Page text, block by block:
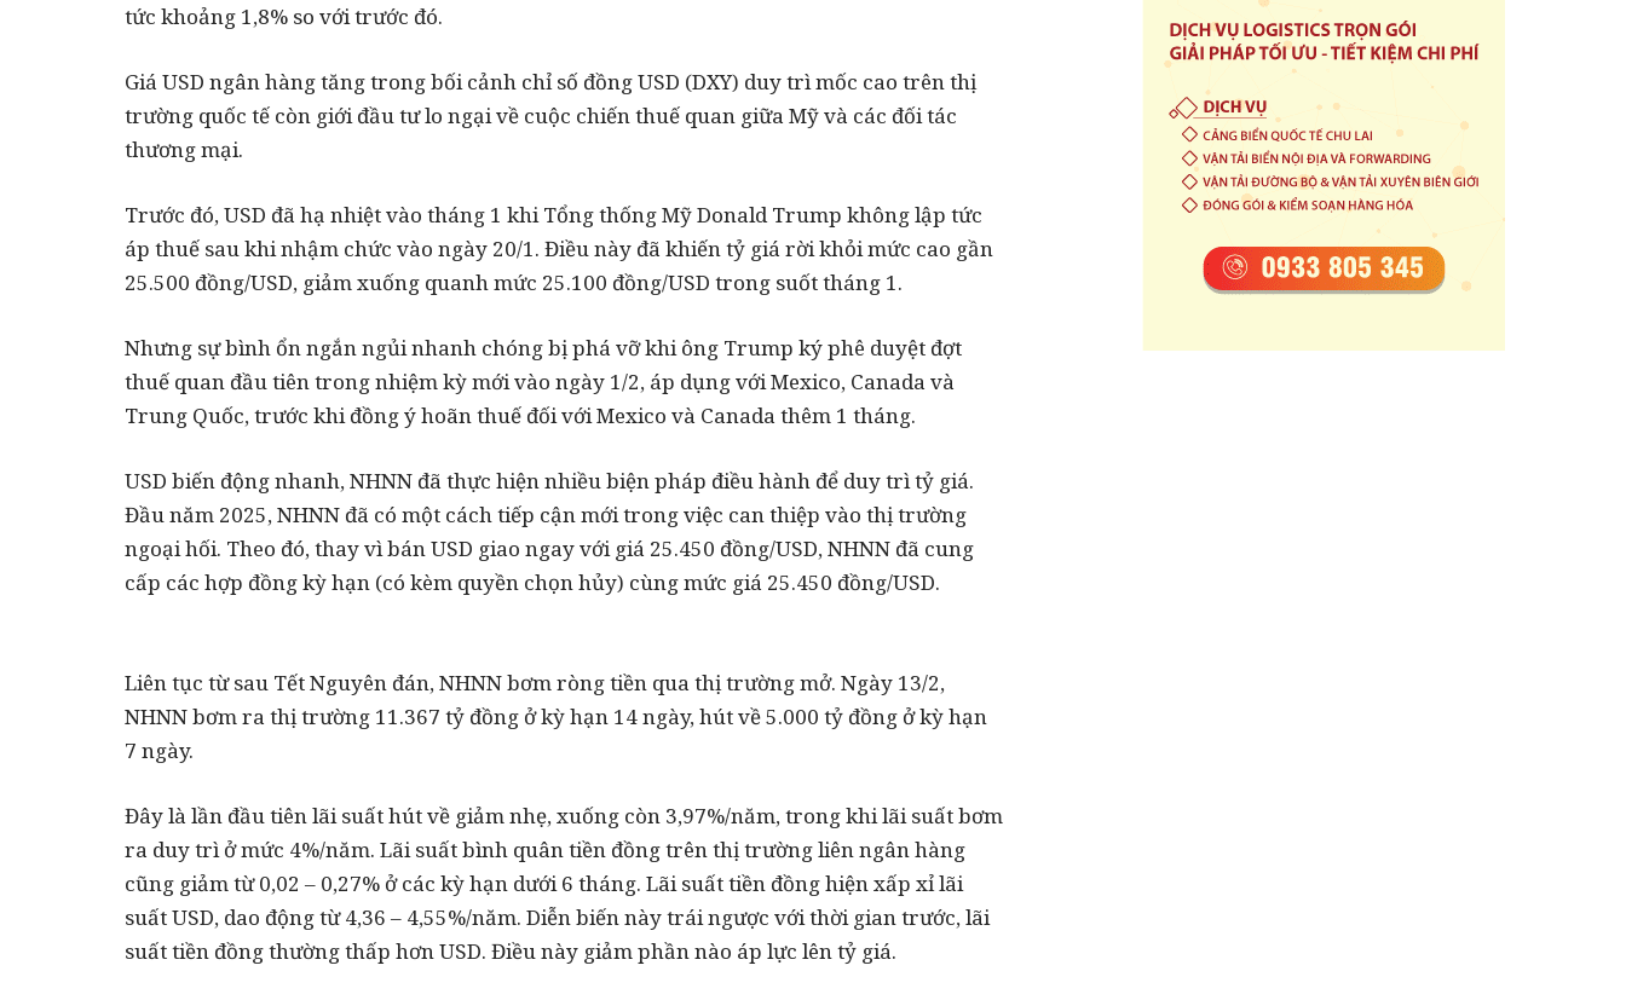
tức khoảng 1,8% so với trước đó.
Giá USD ngân hàng tăng trong bối cảnh chỉ số đồng USD (DXY) duy trì mốc cao trên thị
trường quốc tế còn giới đầu tư lo ngại về cuộc chiến thuế quan giữa Mỹ và các đối tác
thương mại.
Trước đó, USD đã hạ nhiệt vào tháng 1 khi Tổng thống Mỹ Donald Trump không lập tức
áp thuế sau khi nhậm chức vào ngày 20/1. Điều này đã khiến tỷ giá rời khỏi mức cao gần
25.500 đồng/USD, giảm xuống quanh mức 25.100 đồng/USD trong suốt tháng 1.
Nhưng sự bình ổn ngắn ngủi nhanh chóng bị phá vỡ khi ông Trump ký phê duyệt đợt
thuế quan đầu tiên trong nhiệm kỳ mới vào ngày 1/2, áp dụng với Mexico, Canada và
Trung Quốc, trước khi đồng ý hoãn thuế đối với Mexico và Canada thêm 1 tháng.
USD biến động nhanh, NHNN đã thực hiện nhiều biện pháp điều hành để duy trì tỷ giá.
Đầu năm 2025, NHNN đã có một cách tiếp cận mới trong việc can thiệp vào thị trường
ngoại hối. Theo đó, thay vì bán USD giao ngay với giá 25.450 đồng/USD, NHNN đã cung
cấp các hợp đồng kỳ hạn (có kèm quyền chọn hủy) cùng mức giá 25.450 đồng/USD.
Liên tục từ sau Tết Nguyên đán, NHNN bơm ròng tiền qua thị trường mở. Ngày 13/2,
NHNN bơm ra thị trường 11.367 tỷ đồng ở kỳ hạn 14 ngày, hút về 5.000 tỷ đồng ở kỳ hạn
7 ngày.
Đây là lần đầu tiên lãi suất hút về giảm nhẹ, xuống còn 3,97%/năm, trong khi lãi suất bơm
ra duy trì ở mức 4%/năm. Lãi suất bình quân tiền đồng trên thị trường liên ngân hàng
cũng giảm từ 0,02 – 0,27% ở các kỳ hạn dưới 6 tháng. Lãi suất tiền đồng hiện xấp xỉ lãi
suất USD, dao động từ 4,36 – 4,55%/năm. Diễn biến này trái ngược với thời gian trước, lãi
suất tiền đồng thường thấp hơn USD. Điều này giảm phần nào áp lực lên tỷ giá.